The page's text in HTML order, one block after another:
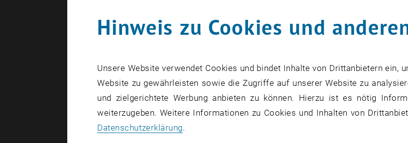
Erstellt vonBettina Neunteufl
Der Start des 7. EU
Kampagne der FFG begleitet: Am 8.
Auftaktkonferenz in Wien statt.
Die Bilder zu diesem Eintrag sind erst nach Login sichtbar.
Hinweis zu Cookies und
Unsere Website verwendet Cookies und bindet Inhalte von Drittanbietern ein,
Website zu gewährleisten sowie die Zugriffe auf unserer Website zu
und zielgerichtete Werbung anbieten zu können. Hierzu ist es nötig
weiterzugeben. Weitere Informationen zu Cookies und Inhalten von
Datenschutzerklärung.